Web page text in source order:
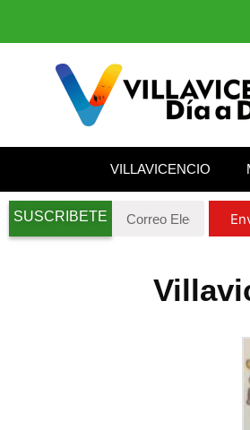
VILLAVICENCIO
SUSCRIBETE